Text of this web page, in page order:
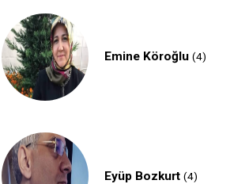
Emine Köroğlu (4)
Eyüp Bozkurt (4)